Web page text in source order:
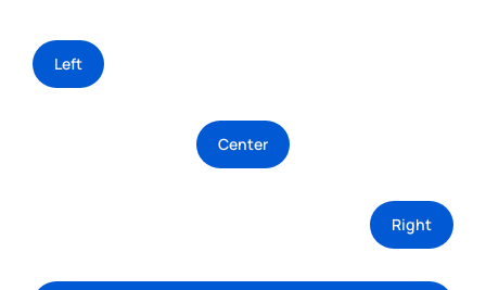
Left
Center
Right